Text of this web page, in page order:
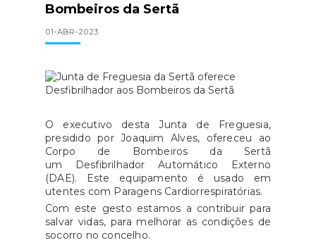
Bombeiros da Sertã
01-ABR-2023
O executivo desta Junta de Freguesia,
presidido por Joaquim Alves, ofereceu ao
Corpo de Bombeiros da Sertã
um Desfibrilhador Automático Externo
(DAE). Este equipamento é usado em
utentes com Paragens Cardiorrespiratórias.
Com este gesto estamos a contribuir para
salvar vidas, para melhorar as condições de
socorro no concelho.